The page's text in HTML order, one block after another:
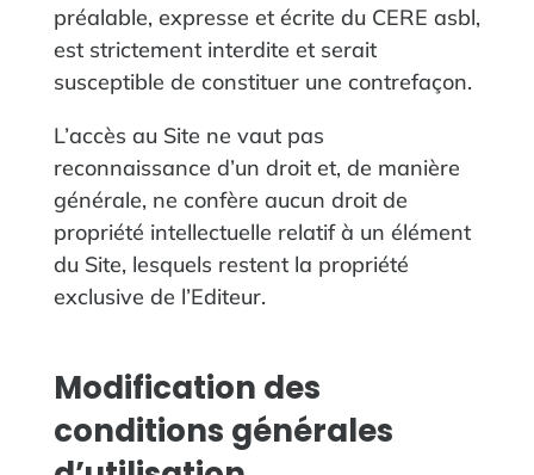
préalable, expresse et écrite du CERE asbl,
est strictement interdite et serait
susceptible de constituer une contrefaçon.
L’accès au Site ne vaut pas
reconnaissance d’un droit et, de manière
générale, ne confère aucun droit de
propriété intellectuelle relatif à un élément
du Site, lesquels restent la propriété
exclusive de l’Editeur.
Modification des
conditions générales